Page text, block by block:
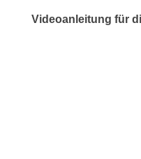
Videoanleitung für